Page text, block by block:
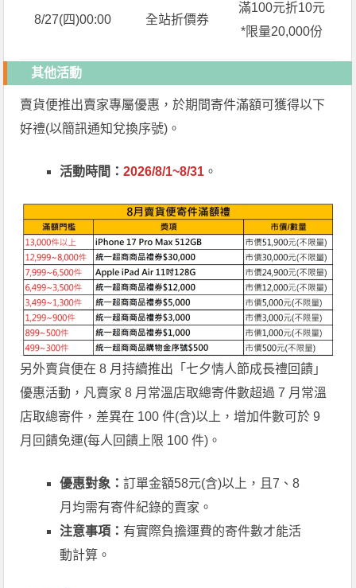
8/27(四)00:00 全站折價券
滿100元折10元
*限量20,000份
其他活動
賣貨便推出賣家專屬優惠，於期間寄件滿額可獲得以下
好禮(以簡訊通知兌換序號)。
活動時間：2026/8/1~8/31 。
另外賣貨便在 8 月持續推出「七夕情人節成長禮回饋」
優惠活動，凡賣家 8 月常溫店取總寄件數超過 7 月常溫
店取總寄件，差異在 100 件(含)以上，增加件數可於 9
月回饋免運(每人回饋上限 100 件)。
優惠對象：訂單金額58元(含)以上，且7、8
月均需有寄件紀錄的賣家。
注意事項： 有實際負擔運費的寄件數才能活
動計算。